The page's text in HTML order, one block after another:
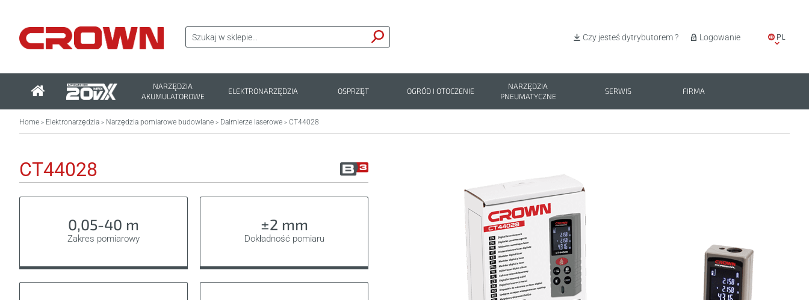
PL
Logowanie
Czy jesteś dytrybutorem ?
NARZĘDZIA
AKUMULATOROWE
ELEKTRONARZĘDZIA OSPRZĘT OGRÓD I OTOCZENIE
NARZĘDZIA
PNEUMATYCZNE
SERWIS FIRMA
Home > Elektronarzędzia > Narzędzia pomiarowe budowlane > Dalmierze laserowe > CT44028
CT44028
0,05-40 m
Zakres pomiarowy
±2 mm
Dokładność pomiaru